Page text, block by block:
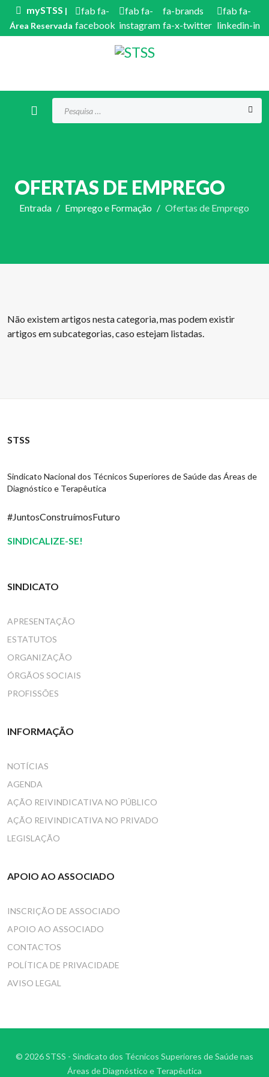
mySTSS |
Área Reservada
fab fa-
facebook
fab fa-
instagram
fa-brands
fa-x-twitter
fab fa-
linkedin-in
OFERTAS DE EMPREGO
Entrada Emprego e Formação Ofertas de Emprego
Não existem artigos nesta categoria, mas podem existir
artigos em subcategorias, caso estejam listadas.
STSS
Sindicato Nacional dos Técnicos Superiores de Saúde das Áreas de
Diagnóstico e Terapêutica
#JuntosConstruímosFuturo
SINDICALIZE-SE!
SINDICATO
APRESENTAÇÃO
ESTATUTOS
ORGANIZAÇÃO
ÓRGÃOS SOCIAIS
PROFISSÕES
INFORMAÇÃO
NOTÍCIAS
AGENDA
AÇÃO REIVINDICATIVA NO PÚBLICO
AÇÃO REIVINDICATIVA NO PRIVADO
LEGISLAÇÃO
APOIO AO ASSOCIADO
INSCRIÇÃO DE ASSOCIADO
APOIO AO ASSOCIADO
CONTACTOS
POLÍTICA DE PRIVACIDADE
AVISO LEGAL
© 2026 STSS - Sindicato dos Técnicos Superiores de Saúde nas
Áreas de Diagnóstico e Terapêutica